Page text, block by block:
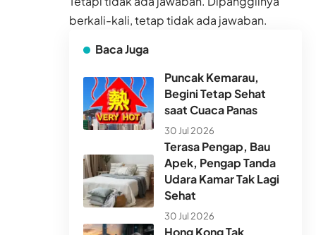
berkali-kali, tetap tidak ada jawaban.
Baca Juga
Puncak Kemarau,
Begini Tetap Sehat
saat Cuaca Panas
30 Jul 2026
Terasa Pengap, Bau
Apek, Pengap Tanda
Udara Kamar Tak Lagi
Sehat
30 Jul 2026
Hong Kong Tak